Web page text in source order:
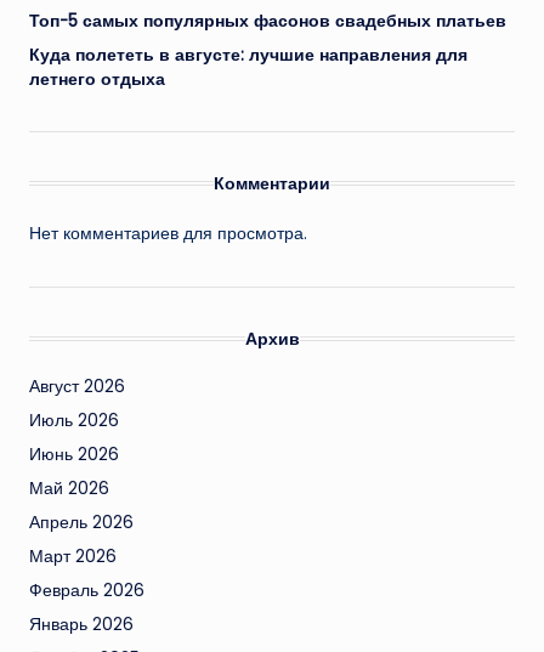
Топ-5 самых популярных фасонов свадебных платьев
Куда полететь в августе: лучшие направления для
летнего отдыха
Комментарии
Нет комментариев для просмотра.
Архив
Август 2026
Июль 2026
Июнь 2026
Май 2026
Апрель 2026
Март 2026
Февраль 2026
Январь 2026